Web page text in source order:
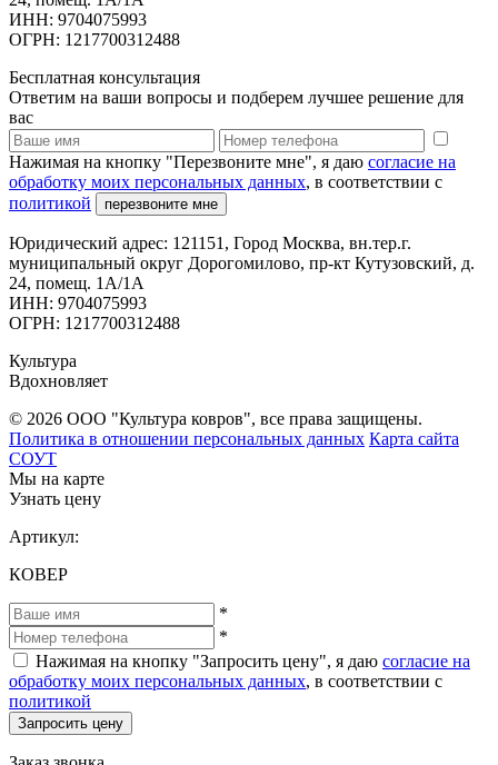
ИНН: 9704075993
ОГРН: 1217700312488
Бесплатная консультация
Ответим на ваши вопросы и подберем лучшее решение для
вас
Нажимая на кнопку "Перезвоните мне", я даю согласие на
обработку моих персональных данных, в соответствии с
политикой
перезвоните мне
Юридический адрес: 121151, Город Москва, вн.тер.г.
муниципальный округ Дорогомилово, пр-кт Кутузовский, д.
24, помещ. 1А/1А
ИНН: 9704075993
ОГРН: 1217700312488
Культура
Вдохновляет
© 2026 ООО "Культура ковров", все права защищены.
Политика в отношении персональных данных Карта сайта
СОУТ
Мы на карте
Узнать цену
Артикул:
КОВЕР
*
*
Нажимая на кнопку "Запросить цену", я даю согласие на
обработку моих персональных данных, в соответствии с
политикой
Запросить цену